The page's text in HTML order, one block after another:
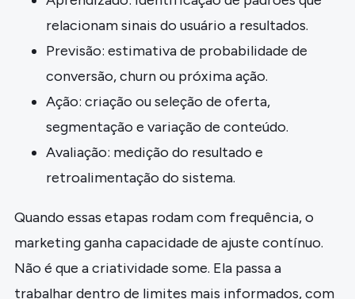
relacionam sinais do usuário a resultados.
Previsão: estimativa de probabilidade de
conversão, churn ou próxima ação.
Ação: criação ou seleção de oferta,
segmentação e variação de conteúdo.
Avaliação: medição do resultado e
retroalimentação do sistema.
Quando essas etapas rodam com frequência, o
marketing ganha capacidade de ajuste contínuo.
Não é que a criatividade some. Ela passa a
trabalhar dentro de limites mais informados, com